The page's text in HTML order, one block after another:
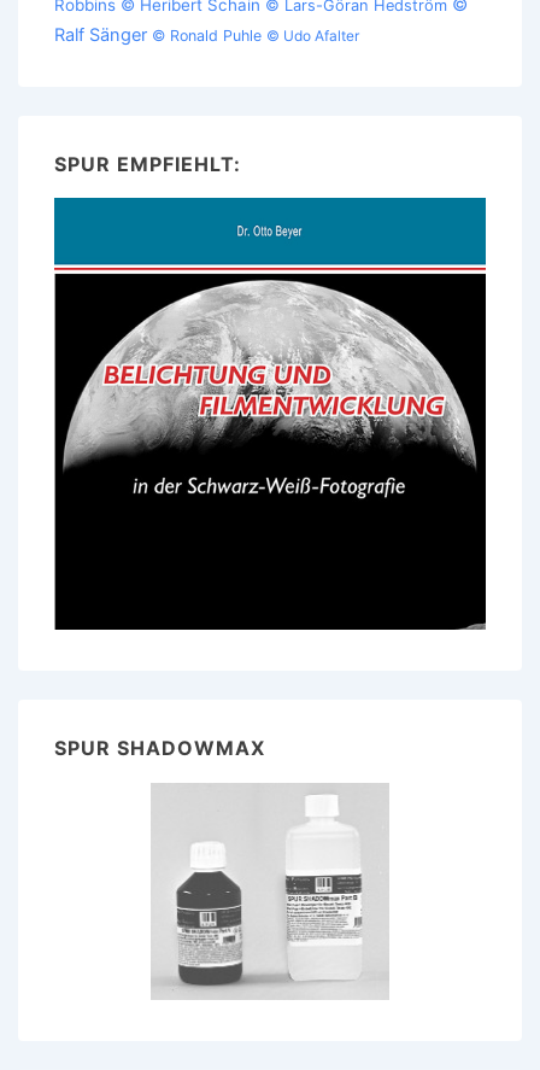
Robbins © Heribert Schain © Lars-Göran Hedström ©
Ralf Sänger © Ronald Puhle © Udo Afalter
SPUR EMPFIEHLT:
SPUR SHADOWMAX